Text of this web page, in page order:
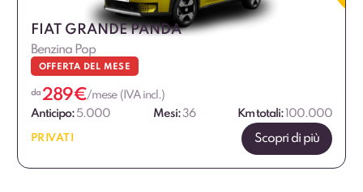
FIAT GRANDE PANDA
Benzina Pop
OFFERTA DEL MESE
da 289€/mese (IVA incl.)
Anticipo: 5.000 Mesi:36 Km totali: 100.000
PRIVATI Scopri di più